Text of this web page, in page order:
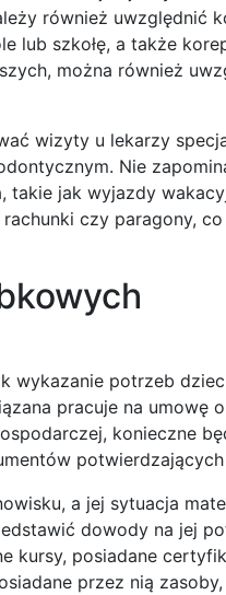
również uwzględnić
lub szkołę, a także
można również
wizyty u lekarzy
Nie
takie jak wyjazdy
czy paragony,
wykazanie potrzeb
pracuje na umowę
konieczne
a jej sytuacja
dowody na jej
kursy, posiadane
przez nią